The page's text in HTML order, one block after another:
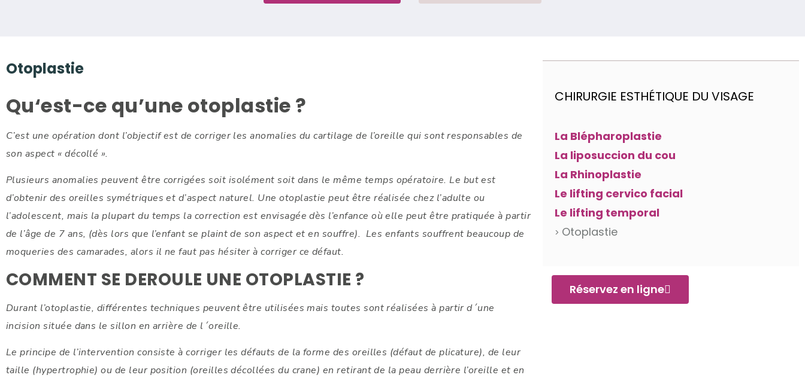
Otoplastie
Qu‘est-ce qu’une otoplastie ?
C’est une opération dont l’objectif est de corriger les anomalies du cartilage de l’oreille qui sont responsables de
son aspect « décollé ».
Plusieurs anomalies peuvent être corrigées soit isolément soit dans le même temps opératoire. Le but est
d’obtenir des oreilles symétriques et d’aspect naturel. Une otoplastie peut être réalisée chez l’adulte ou
l’adolescent, mais la plupart du temps la correction est envisagée dès l’enfance où elle peut être pratiquée à partir
de l’âge de 7 ans, (dès lors que l’enfant se plaint de son aspect et en souffre). Les enfants souffrent beaucoup de
moqueries des camarades, alors il ne faut pas hésiter à corriger ce défaut.
COMMENT SE DEROULE UNE OTOPLASTIE ?
Durant l’otoplastie, différentes techniques peuvent être utilisées mais toutes sont réalisées à partir d´une
incision située dans le sillon en arrière de l´oreille.
Le principe de l’intervention consiste à corriger les défauts de la forme des oreilles (défaut de plicature), de leur
taille (hypertrophie) ou de leur position (oreilles décollées du crane) en retirant de la peau derrière l’oreille et en
CHIRURGIE ESTHÉTIQUE DU VISAGE
La Blépharoplastie
La liposuccion du cou
La Rhinoplastie
Le lifting cervico facial
Le lifting temporal
Otoplastie
Réservez en ligne